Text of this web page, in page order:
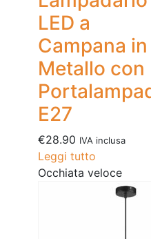
LED a
Campana in
Metallo con
E27
€28.90 IVA inclusa
Leggi tutto
Occhiata veloce